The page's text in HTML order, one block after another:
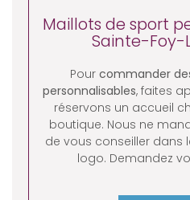
Maillots de sport
Sainte-Foy-
Pour commander
personnalisables, faites
réservons un accueil
boutique. Nous ne
de vous conseiller dans
logo. Demandez